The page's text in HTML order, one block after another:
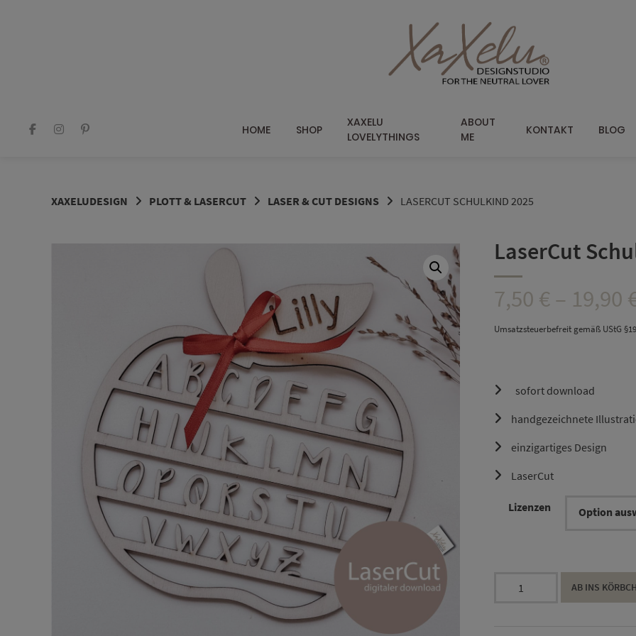
HOME SHOP
XAXELU
LOVELYTHINGS
ABOUT
ME
KONTAKT BLOG
XAXELUDESIGN PLOTT & LASERCUT LASER & CUT DESIGNS LASERCUT SCHULKIND 2025
LaserCut
7,50 € – 19,90
Umsatzsteuerbefreit gemäß UStG §19
sofort download
handgezeichnete
einzigartiges Design
LaserCut
Lizenzen
Schulkind
AB INS